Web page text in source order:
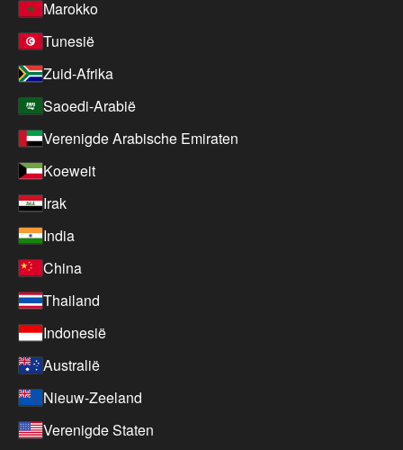
Marokko
Tunesië
Zuid-Afrika
Saoedi-Arabië
Verenigde Arabische Emiraten
Koeweit
Irak
India
China
Thailand
Indonesië
Australië
Nieuw-Zeeland
Verenigde Staten